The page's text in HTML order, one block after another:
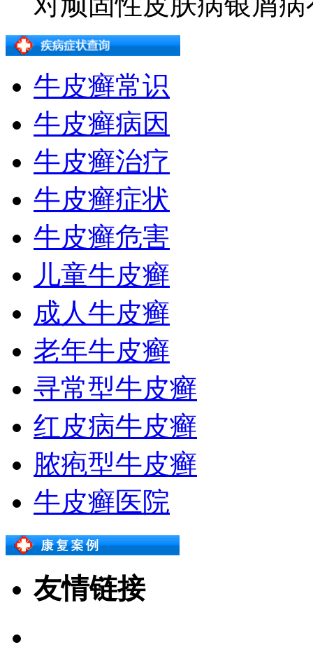
牛皮癣常识
牛皮癣病因
牛皮癣治疗
牛皮癣症状
牛皮癣危害
儿童牛皮癣
成人牛皮癣
老年牛皮癣
寻常型牛皮癣
红皮病牛皮癣
脓疱型牛皮癣
牛皮癣医院
友情链接